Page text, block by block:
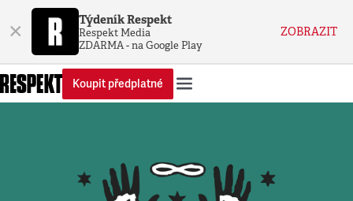
× Týdeník Respekt
Respekt Media
ZDARMA - na Google Play
ZOBRAZIT
Koupit předplatné